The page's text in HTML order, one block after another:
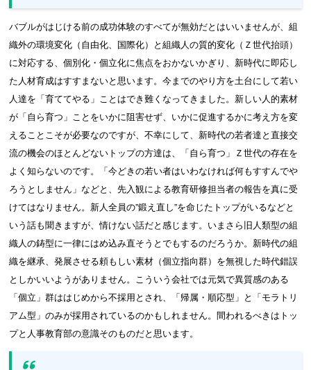
バブルがはじける前の成功体験のすべてが無効だとはいいませんが、組
織外の環境変化（自由化、国際化）と組織人の質的変化（Ｚ世代抬頭）
に対応する、個別化・個立化に焦点をおかないかぎり、新時代に即応し
た人材育成はすすまないと思います。今までのやり方を土台にして若い
人達を「育ててやる」ことはでき難くなってきました。新しい人的素材
が「自ら育つ」ことをいかに阻害せず、いかに促進するかに考え方を変
えることこそが必要なのですが、不幸にして、新時代の若者達と直接交
流の機会のほとんどないトップの方達は、「自ら育つ」Ｚ世代の存在を
よく知らないのです。「今どきの若い者はいわなければ何もすすんでや
ろうとしません」などと、先入観による教育研修担当者の報告を真に受
けてはなりません。新人全員の”鍛え直し”を命じたトップがいるなどと
いう話も聞きますが、情けない話だと感じます。いまさら旧人類型の組
織人の鋳型に一律にはめ込み直そうとでもするのだろうか。新時代の組
織を継承、発展させる頼もしい素材（個立指向群）を無視した時代錯誤
としかいいようがありません。こういう会社では元気で異質感のある
「個立」群ははじめから不採用とされ、「帰属・順応型」と「モラトリ
アム型」のみが採用されているのかもしれません。間われるべきはトッ
プと人事教育部の意識そのものだと思います。